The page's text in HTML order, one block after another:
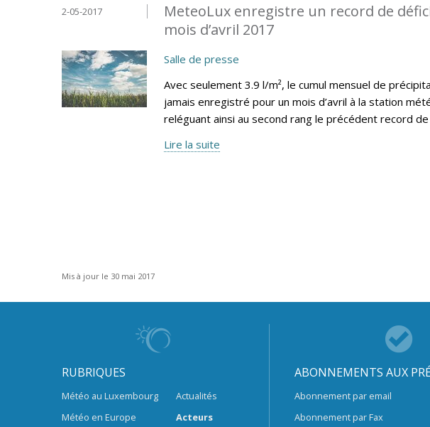
MeteoLux enregistre un record de
mois d’avril 2017
2-05-2017
Salle de presse
Avec seulement 3.9 l/m², le cumul mensuel de
jamais enregistré pour un mois d’avril à la station
reléguant ainsi au second rang le précédent record
Lire la suite
Mis à jour le 30 mai 2017
RUBRIQUES
Météo au Luxembourg
Météo en Europe
Actualités
Acteurs
ABONNEMENTS AUX
Abonnement par email
Abonnement par Fax